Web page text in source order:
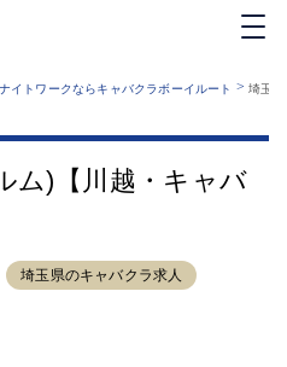
ら探す
者情報
マップ
イトワークならキャバクラボーイルート > 埼玉
ム)【川越・キャバ
埼玉県のキャバクラ求人
袋
和